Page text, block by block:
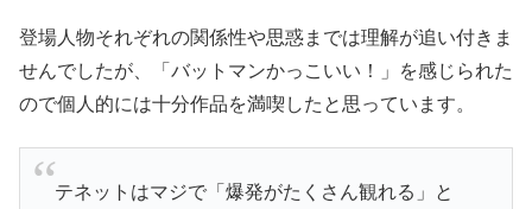
登場人物それぞれの関係性や思惑までは理解が追い付きま
せんでしたが、「バットマンかっこいい！」を感じられた
ので個人的には十分作品を満喫したと思っています。
テネットはマジで「爆発がたくさん観れる」と